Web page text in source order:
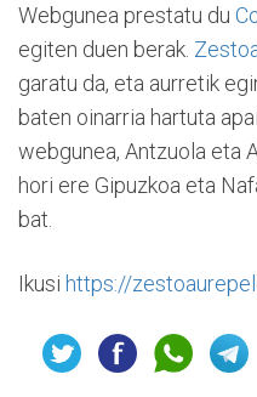
Webgunea prestatu du
egiten duen berak.
garatu da, eta aurretik
baten oinarria hartuta
webgunea, Antzuola eta
hori ere Gipuzkoa eta
bat.
Ikusi https://